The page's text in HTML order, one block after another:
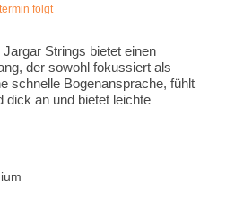
folgt
Strings bietet einen
der sowohl fokussiert als
schnelle Bogenansprache, fühlt
dick an und bietet leichte